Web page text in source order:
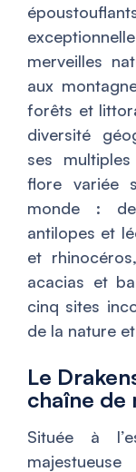
merveilles
aux
forêts et
diversité
ses
flore variée
monde :
antilopes et
et
acacias et
cinq sites
de la nature
Le
chaîne de
Située à